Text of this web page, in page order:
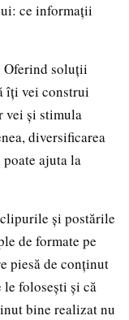
ce informații
Oferind soluții
îți vei construi
vei și stimula
diversificarea
ajuta la
și postările
de formate pe
piesă de conținut
le folosești și că
bine realizat nu